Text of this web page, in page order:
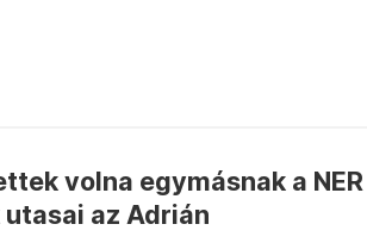
volna egymásnak a
az Adrián